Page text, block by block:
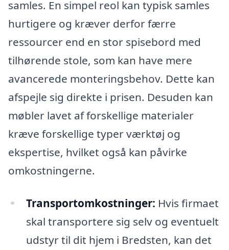
samles. En simpel reol kan typisk samles
hurtigere og kræver derfor færre
ressourcer end en stor spisebord med
tilhørende stole, som kan have mere
avancerede monteringsbehov. Dette kan
afspejle sig direkte i prisen. Desuden kan
møbler lavet af forskellige materialer
kræve forskellige typer værktøj og
ekspertise, hvilket også kan påvirke
omkostningerne.
Transportomkostninger: Hvis firmaet
skal transportere sig selv og eventuelt
udstyr til dit hjem i Bredsten, kan det